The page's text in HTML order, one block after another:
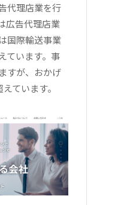
代理店業を行
広告代理店業
国際輸送事業
ています。事
すが、おかげ
ています。